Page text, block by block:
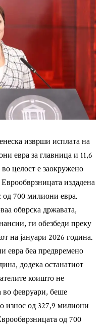
изврши исплата на
евра за главница и 11,6
целост е заокружено
издадена
од 700 милиони евра.
обврска државата,
ги обезбеди преку
на јануари 2026 година.
евра беа предвремено
додека останатиот
коишто не
во февруари, беше
износ од 327,9 милиони
од 700